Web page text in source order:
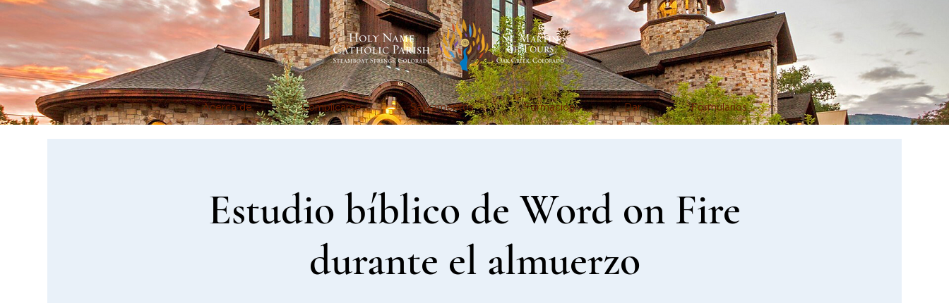
Acerca de Complicarse Sacramentos Formación Dar Formularios
Estudio bíblico de Word on Fire
durante el almuerzo